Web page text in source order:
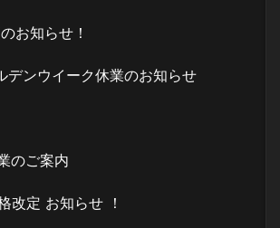
お知らせ！
デンウイーク休業のお知らせ
のご案内
改定 お知らせ ！